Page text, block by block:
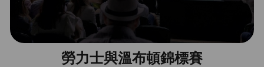
勞力士與溫布頓錦標賽